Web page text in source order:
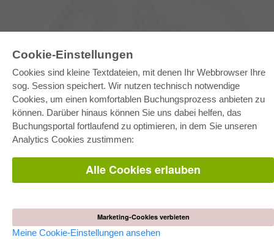
Cookie-Einstellungen
Cookies sind kleine Textdateien, mit denen Ihr Webbrowser Ihre
sog. Session speichert. Wir nutzen technisch notwendige
Cookies, um einen komfortablen Buchungsprozess anbieten zu
können. Darüber hinaus können Sie uns dabei helfen, das
Buchungsportal fortlaufend zu optimieren, in dem Sie unseren
Analytics Cookies zustimmen:
Alle Cookies erlauben
Marketing-Cookies verbieten
Meine Cookie-Einstellungen ansehen
E-COLLECTION
Gesamtpaket
Fachbereichspakete
Bereitstellung von E-Books
Häufig gestellte Fragen (FAQ)
Alle Autoren
AGB